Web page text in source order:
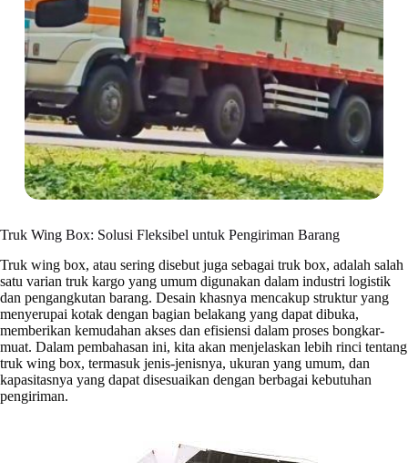
Truk Wing Box: Solusi Fleksibel untuk Pengiriman Barang
Truk wing box, atau sering disebut juga sebagai truk box, adalah salah
satu varian truk kargo yang umum digunakan dalam industri logistik
dan pengangkutan barang. Desain khasnya mencakup struktur yang
menyerupai kotak dengan bagian belakang yang dapat dibuka,
memberikan kemudahan akses dan efisiensi dalam proses bongkar-
muat. Dalam pembahasan ini, kita akan menjelaskan lebih rinci tentang
truk wing box, termasuk jenis-jenisnya, ukuran yang umum, dan
kapasitasnya yang dapat disesuaikan dengan berbagai kebutuhan
pengiriman.